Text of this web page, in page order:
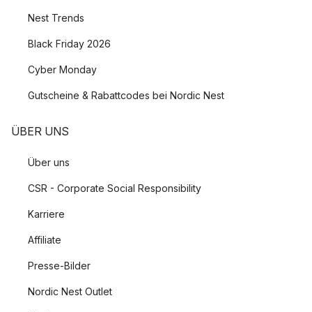
Nest Trends
Black Friday 2026
Cyber Monday
Gutscheine & Rabattcodes bei Nordic Nest
ÜBER UNS
Über uns
CSR - Corporate Social Responsibility
Karriere
Affiliate
Presse-Bilder
Nordic Nest Outlet